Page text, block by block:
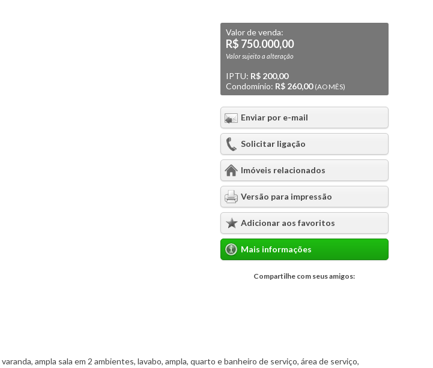
Valor de venda:
R$ 750.000,00
Valor sujeito a alteração
IPTU: R$ 200,00
Condomínio: R$ 260,00 (AO MÊS)
Enviar por e-mail
Solicitar ligação
Imóveis relacionados
Versão para impressão
Adicionar aos favoritos
Mais informações
Compartilhe com seus amigos:
ampla sala em 2 ambientes, lavabo, ampla, quarto e banheiro de serviço, área de serviço,